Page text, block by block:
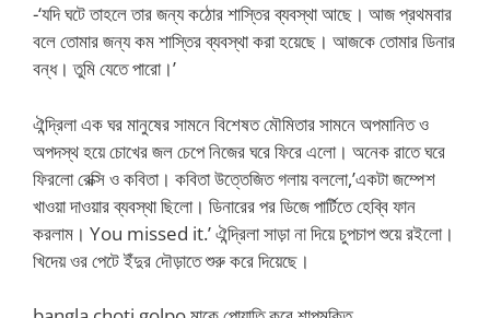
-‘যদি ঘটে তাহলে তার জন্য কঠোর শাস্তির ব্যবস্থা আছে। আজ প্রথমবার
বলে তোমার জন্য কম শাস্তির ব্যবস্থা করা হয়েছে। আজকে তোমার ডিনার
বন্ধ। তুমি যেতে পারো।’
ঐন্দ্রিলা এক ঘর মানুষের সামনে বিশেষত মৌমিতার সামনে অপমানিত ও
অপদস্থ হয়ে চোখের জল চেপে নিজের ঘরে ফিরে এলো। অনেক রাতে ঘরে
ফিরলো রেক্সি ও কবিতা। কবিতা উত্তেজিত গলায় বললো,’একটা জম্পেশ
খাওয়া দাওয়ার ব্যবস্থা ছিলো। ডিনারের পর ডিজে পার্টিতে হেব্বি ফান
করলাম। You missed it.’ ঐন্দ্রিলা সাড়া না দিয়ে চুপচাপ শুয়ে রইলো।
খিদেয় ওর পেটে ইঁদুর দৌড়াতে শুরু করে দিয়েছে।